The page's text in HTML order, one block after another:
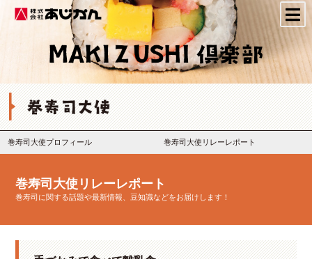
株式会社あじかん
巻寿司大使プロフィール 巻寿司大使リレーレポート
巻寿司大使リレーレポート
巻寿司に関する話題や最新情報、豆知識などをお届けします！